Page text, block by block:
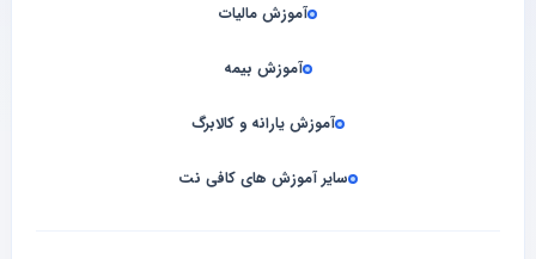
آموزش مالیات
آموزش بیمه
آموزش یارانه و کالابرگ
سایر آموزش های کافی نت